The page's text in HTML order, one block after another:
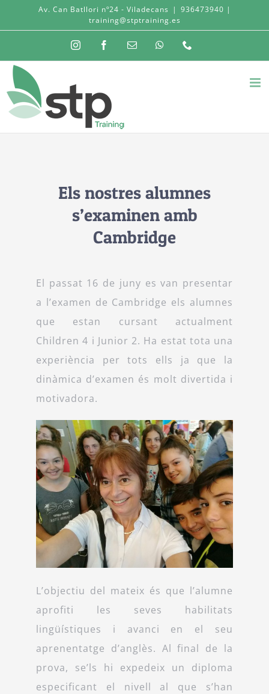
to
Av. Can Batllori nº24 - Viladecans | 936473940 |
training@stptraining.es
InstagramFacebookEmail: WhatsApp
Els nostres alumnes
s’examinen amb
Cambridge
El passat 16 de juny es van presentar
a l’examen de Cambridge els alumnes
que estan cursant actualment
Children 4 i Junior 2. Ha estat tota una
experiència per tots ells ja que la
dinàmica d’examen és molt divertida i
motivadora.
L’objectiu del mateix és que l’alumne
aprofiti les seves habilitats
lingüístiques i avanci en el seu
aprenentatge d’anglès. Al final de la
prova, se’ls hi expedeix un diploma
especificant el nivell al que s’han